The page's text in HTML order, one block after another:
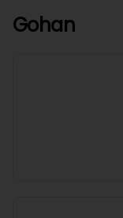
Gohan